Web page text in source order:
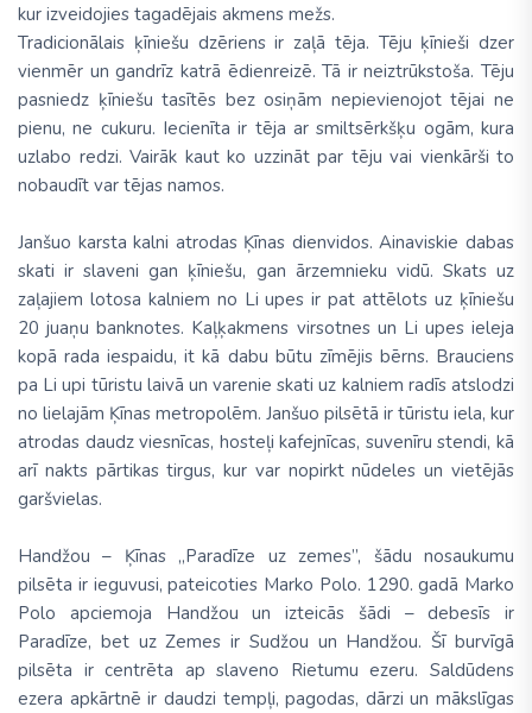
kur izveidojies tagadējais akmens mežs.
Tradicionālais ķīniešu dzēriens ir zaļā tēja. Tēju ķīnieši dzer
vienmēr un gandrīz katrā ēdienreizē. Tā ir neiztrūkstoša. Tēju
pasniedz ķīniešu tasītēs bez osiņām nepievienojot tējai ne
pienu, ne cukuru. Iecienīta ir tēja ar smiltsērkšķu ogām, kura
uzlabo redzi. Vairāk kaut ko uzzināt par tēju vai vienkārši to
nobaudīt var tējas namos.
Janšuo karsta kalni atrodas Ķīnas dienvidos. Ainaviskie dabas
skati ir slaveni gan ķīniešu, gan ārzemnieku vidū. Skats uz
zaļajiem lotosa kalniem no Li upes ir pat attēlots uz ķīniešu
20 juaņu banknotes. Kaļķakmens virsotnes un Li upes ieleja
kopā rada iespaidu, it kā dabu būtu zīmējis bērns. Brauciens
pa Li upi tūristu laivā un varenie skati uz kalniem radīs atslodzi
no lielajām Ķīnas metropolēm. Janšuo pilsētā ir tūristu iela, kur
atrodas daudz viesnīcas, hosteļi kafejnīcas, suvenīru stendi, kā
arī nakts pārtikas tirgus, kur var nopirkt nūdeles un vietējās
garšvielas.
Handžou – Ķīnas „Paradīze uz zemes”, šādu nosaukumu
pilsēta ir ieguvusi, pateicoties Marko Polo. 1290. gadā Marko
Polo apciemoja Handžou un izteicās šādi – debesīs ir
Paradīze, bet uz Zemes ir Sudžou un Handžou. Šī burvīgā
pilsēta ir centrēta ap slaveno Rietumu ezeru. Saldūdens
ezera apkārtnē ir daudzi tempļi, pagodas, dārzi un mākslīgas